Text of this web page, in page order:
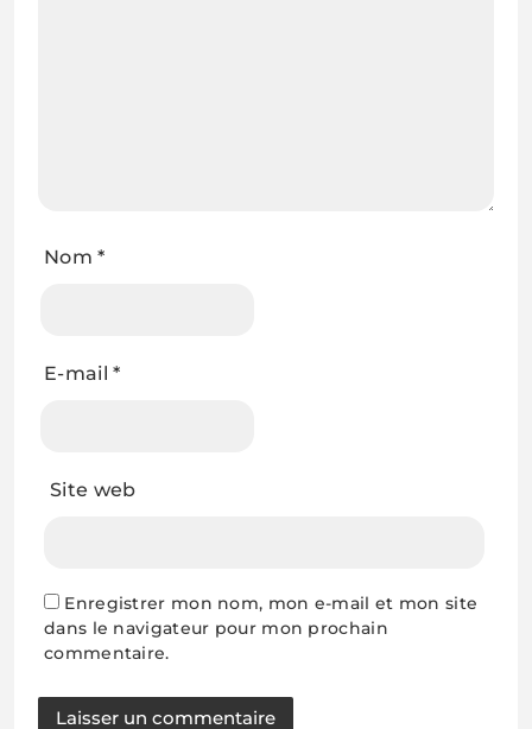
Nom*
E-mail*
Site web
Enregistrer mon nom, mon e-mail et mon site
dans le navigateur pour mon prochain
commentaire.